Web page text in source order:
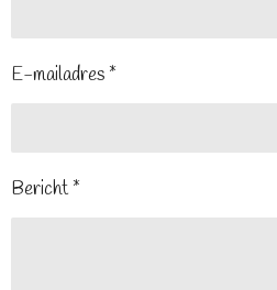
E-mailadres *
Bericht *